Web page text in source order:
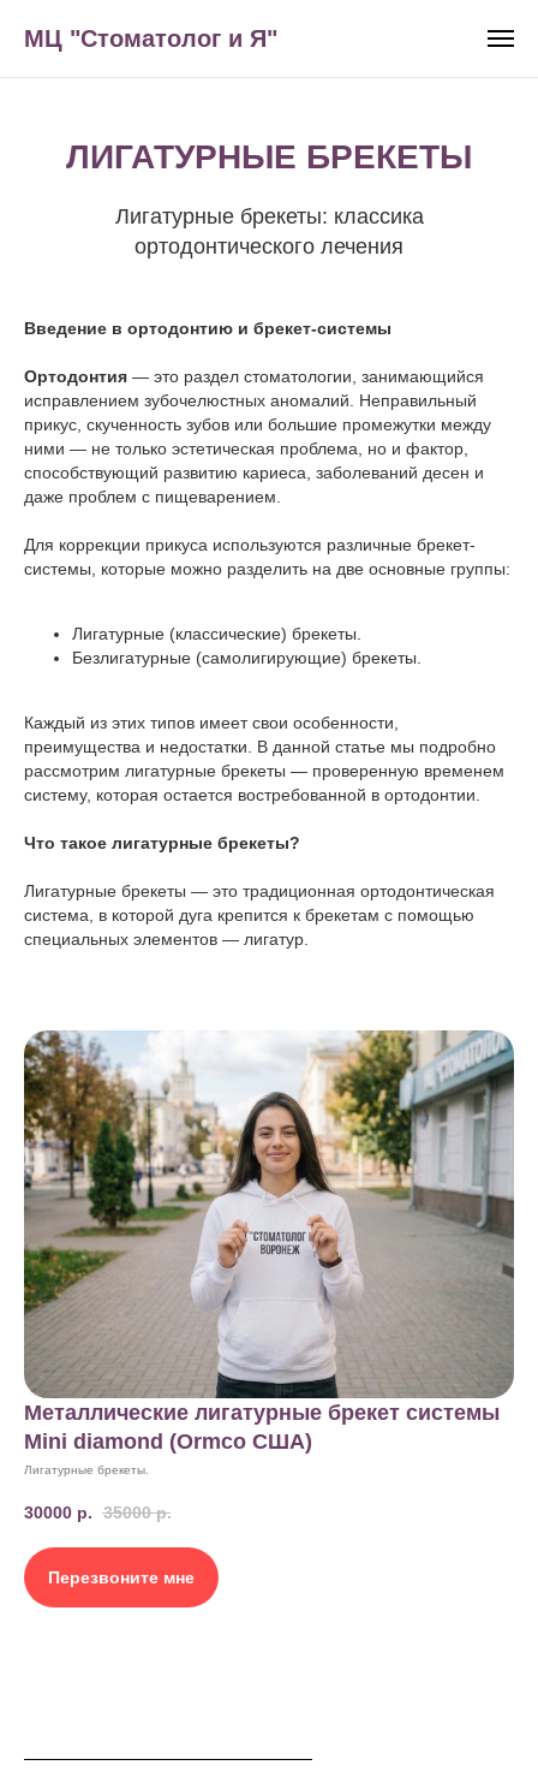
МЦ "Стоматолог и Я"
ЛИГАТУРНЫЕ БРЕКЕТЫ
Лигатурные брекеты: классика
ортодонтического лечения
Введение в ортодонтию и брекет-системы
Ортодонтия — это раздел стоматологии, занимающийся
исправлением зубочелюстных аномалий. Неправильный
прикус, скученность зубов или большие промежутки между
ними — не только эстетическая проблема, но и фактор,
способствующий развитию кариеса, заболеваний десен и
даже проблем с пищеварением.
Для коррекции прикуса используются различные брекет-
системы, которые можно разделить на две основные группы:
Лигатурные (классические) брекеты.
Безлигатурные (самолигирующие) брекеты.
Каждый из этих типов имеет свои особенности,
преимущества и недостатки. В данной статье мы подробно
рассмотрим лигатурные брекеты — проверенную временем
систему, которая остается востребованной в ортодонтии.
Что такое лигатурные брекеты?
Лигатурные брекеты — это традиционная ортодонтическая
система, в которой дуга крепится к брекетам с помощью
специальных элементов — лигатур.
Металлические лигатурные брекет системы
Mini diamond (Ormco США)
Лигатурные брекеты.
30000 р. 35000 р.
Перезвоните мне